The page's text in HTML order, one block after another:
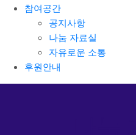
참여공간
공지사항
나눔 자료실
자유로운 소통
후원안내